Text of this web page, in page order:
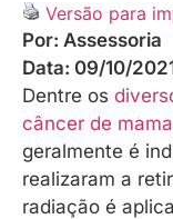
Versão para
Por: Assessoria
Data: 09/10/
Dentre os
câncer de mama
geralmente é
realizaram a
radiação é